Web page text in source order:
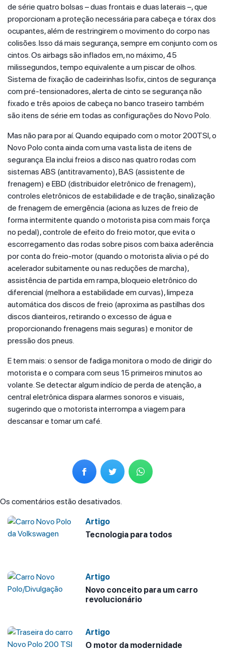
de série quatro bolsas – duas frontais e duas laterais –, que
proporcionam a proteção necessária para cabeça e tórax dos
ocupantes, além de restringirem o movimento do corpo nas
colisões. Isso dá mais segurança, sempre em conjunto com os
cintos. Os airbags são inflados em, no máximo, 45
milissegundos, tempo equivalente a um piscar de olhos.
Sistema de fixação de cadeirinhas Isofix, cintos de segurança
com pré-tensionadores, alerta de cinto se segurança não
fixado e três apoios de cabeça no banco traseiro também
são itens de série em todas as configurações do Novo Polo.
Mas não para por aí. Quando equipado com o motor 200TSI, o
Novo Polo conta ainda com uma vasta lista de itens de
segurança. Ela inclui freios a disco nas quatro rodas com
sistemas ABS (antitravamento), BAS (assistente de
frenagem) e EBD (distribuidor eletrônico de frenagem),
controles eletrônicos de estabilidade e de tração, sinalização
de frenagem de emergência (aciona as luzes de freio de
forma intermitente quando o motorista pisa com mais força
no pedal), controle de efeito do freio motor, que evita o
escorregamento das rodas sobre pisos com baixa aderência
por conta do freio-motor (quando o motorista alivia o pé do
acelerador subitamente ou nas reduções de marcha),
assistência de partida em rampa, bloqueio eletrônico do
diferencial (melhora a estabilidade em curvas), limpeza
automática dos discos de freio (aproxima as pastilhas dos
discos dianteiros, retirando o excesso de água e
proporcionando frenagens mais seguras) e monitor de
pressão dos pneus.
E tem mais: o sensor de fadiga monitora o modo de dirigir do
motorista e o compara com seus 15 primeiros minutos ao
volante. Se detectar algum indício de perda de atenção, a
central eletrônica dispara alarmes sonoros e visuais,
sugerindo que o motorista interrompa a viagem para
descansar e tomar um café.
Os comentários estão desativados.
Artigo
Tecnologia para todos
Artigo
Novo conceito para um carro
revolucionário
Artigo
O motor da modernidade